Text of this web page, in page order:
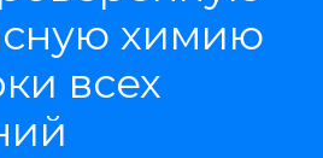
химию
всех